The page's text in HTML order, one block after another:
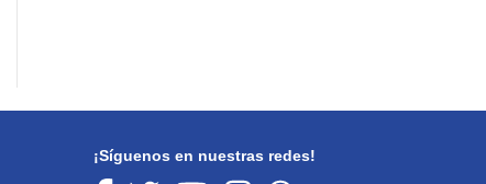
¡Síguenos en nuestras redes!